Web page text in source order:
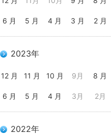
6 月 5 月 4 月 3 月 2 月
2023年
12 月 11 月 10 月 9月 8 月
6 月 5 月 4 月 3月 2月
2022年